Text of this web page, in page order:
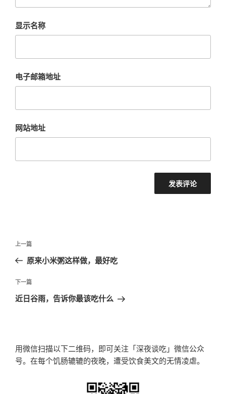
显示名称
电子邮箱地址
网站地址
文
导
航
上
一
文
章
上一篇
原来小米粥这样做，最好吃
下
一
下一篇
近日谷雨，告诉你最该吃什么
用微信扫描以下二维码，即可关注「深夜谈吃」微信公众
号。在每个饥肠辘辘的夜晚，遭受饮食美文的无情凌虐。